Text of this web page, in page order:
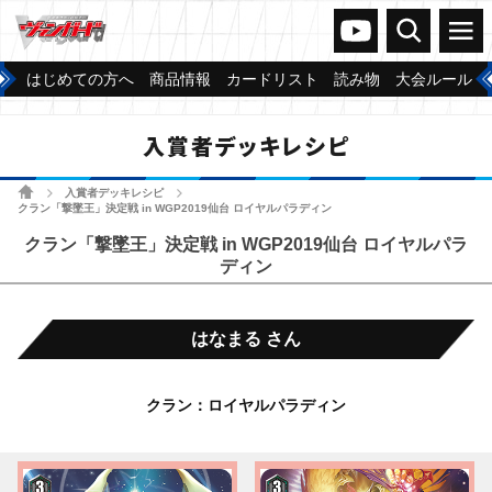
ヴァンガードch
検索 メニュー
はじめての方へ 商品情報 カードリスト 読み物 大会ルール
入賞者デッキレシピ
ホーム 入賞者デッキレシピ
クラン「撃墜王」決定戦 in WGP2019仙台 ロイヤルパラディン
クラン「撃墜王」決定戦 in WGP2019仙台 ロイヤルパラ
ディン
はなまる さん
クラン：ロイヤルパラディン